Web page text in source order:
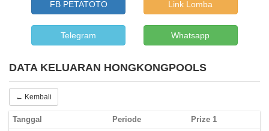
FB PETATOTO Link Lomba
Telegram Whatsapp
DATA KELUARAN HONGKONGPOOLS
← Kembali
Tanggal Periode Prize 1